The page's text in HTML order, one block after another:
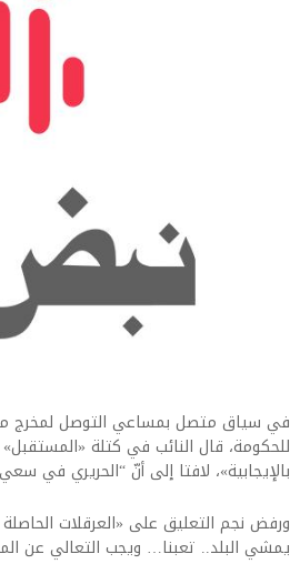
في سياق متصل بمساعي التوصل لمخرج
للحكومة، قال النائب في كتلة
بالإيجابية»، لافتا إلى أنّ “الحريري في
ورفض نجم التعليق على «العرقلات
يمشي البلد.. تعبنا… ويجب التعالي عن